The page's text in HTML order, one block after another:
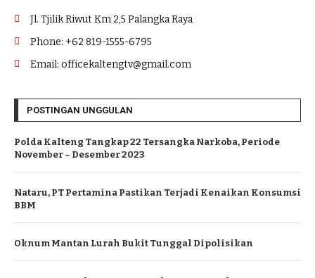
Jl. Tjilik Riwut Km 2,5 Palangka Raya
Phone: +62 819-1555-6795
Email: officekaltengtv@gmail.com
POSTINGAN UNGGULAN
Polda Kalteng Tangkap 22 Tersangka Narkoba, Periode
November – Desember 2023
Nataru, PT Pertamina Pastikan Terjadi Kenaikan Konsumsi
BBM
Oknum Mantan Lurah Bukit Tunggal Dipolisikan